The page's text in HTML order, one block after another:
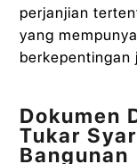
perjanjian
yang
berkepentingan
Dokumen
Tukar
Bangunan